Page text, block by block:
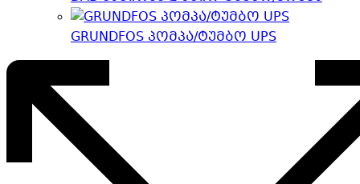
GRUNDFOS პომპა/ტუმბო UPS